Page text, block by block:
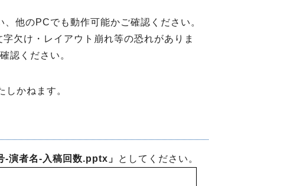
他のPCでも動作可能かご確認ください。
欠け・レイアウト崩れ等の恐れがありま
認ください。
かねます。
-演者名-入稿回数.pptx」 としてください。